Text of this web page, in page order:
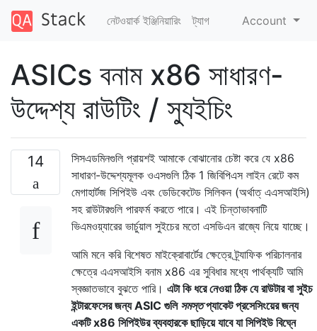
নেটওয়ার্ক ইঞ্জিনিয়ারিং ট্যাগ Account
ASICs বনাম x86 সাধারণ-
উদ্দেশ্য রাউটিং / স্যুইচিং
14
সিসএডমিনগুলি প্রায়শই আমাকে বোঝানোর চেষ্টা করে যে x86
সাধারণ-উদ্দেশ্যমূলক ওএসগুলি ঠিক 1 জিবিপিএস লাইন রেটে কম
মেগাহার্টজ সিপিইউ এবং ডেডিকেটেড সিলিকন (অর্থাত্ এএসআইসি)
সহ রাউটারগুলি পারফর্ম করতে পারে। এই চিন্তাভাবনাটি
ভিএমওয়্যারের ভার্চুয়াল সুইচের মতো এসডিএন রাজ্যে নিয়ে যাচ্ছে।
আমি মনে করি বিশেষত মাইক্রোবার্টের ক্ষেত্রে ট্র্যাফিক পরিচালনার
ক্ষেত্রে এএসআইসি বনাম x86 এর সুবিধার মধ্যে পার্থক্যটি আমি
স্বজ্ঞাতভাবে বুঝতে পারি। এটা কি ধরে নেওয়া ঠিক যে রাউটার বা সুইচ
ইন্টারফেসের জন্য ASIC গুলি সমস্তপ্যাকেট প্রসেসিংয়ের জন্য
একটি x86 সিপিইউর ব্যবহারকে ছাড়িয়ে যাবে যা সিপিইউ বিঘ্নে